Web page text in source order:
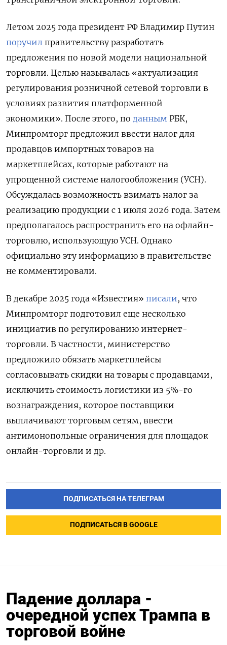
Летом 2025 года президент РФ Владимир Путин
поручил правительству разработать
предложения по новой модели национальной
торговли. Целью называлась «актуализация
регулирования розничной сетевой торговли в
условиях развития платформенной
экономики». После этого, по данным РБК,
Минпромторг предложил ввести налог для
продавцов импортных товаров на
маркетплейсах, которые работают на
упрощенной системе налогообложения (УСН).
Обсуждалась возможность взимать налог за
реализацию продукции с 1 июля 2026 года. Затем
предполагалось распространить его на офлайн-
торговлю, использующую УСН. Однако
официально эту информацию в правительстве
не комментировали.
В декабре 2025 года «Известия» писали, что
Минпромторг подготовил еще несколько
инициатив по регулированию интернет-
торговли. В частности, министерство
предложило обязать маркетплейсы
согласовывать скидки на товары с продавцами,
исключить стоимость логистики из 5%-го
вознаграждения, которое поставщики
выплачивают торговым сетям, ввести
антимонопольные ограничения для площадок
онлайн-торговли и др.
ПОДПИСАТЬСЯ НА ТЕЛЕГРАМ
ПОДПИСАТЬСЯ В GOOGLE
Падение доллара -
очередной успех Трампа в
торговой войне